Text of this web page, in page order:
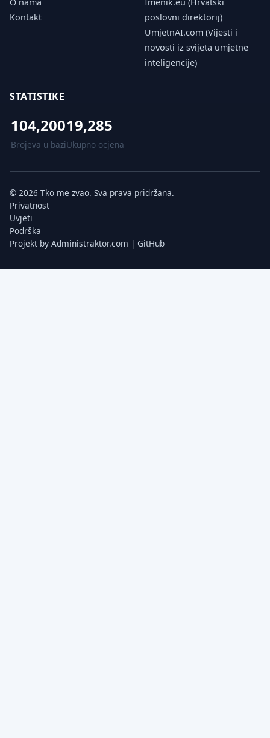
O nama
Kontakt
Imenik.eu (Hrvatski
poslovni direktorij)
UmjetnAI.com (Vijesti i
novosti iz svijeta umjetne
inteligencije)
STATISTIKE
104,200
Brojeva u bazi
19,285
Ukupno ocjena
© 2026 Tko me zvao. Sva prava pridržana.
Privatnost
Uvjeti
Podrška
Projekt by Administraktor.com | GitHub